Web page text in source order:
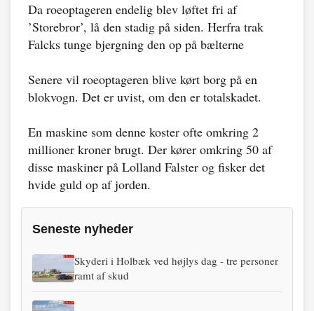
Da roeoptageren endelig blev løftet fri af
’Storebror’, lå den stadig på siden. Herfra trak
Falcks tunge bjergning den op på bælterne
Senere vil roeoptageren blive kørt borg på en
blokvogn. Det er uvist, om den er totalskadet.
En maskine som denne koster ofte omkring 2
millioner kroner brugt. Der kører omkring 50 af
disse maskiner på Lolland Falster og fisker det
hvide guld op af jorden.
Seneste nyheder
Skyderi i Holbæk ved højlys dag - tre personer
ramt af skud